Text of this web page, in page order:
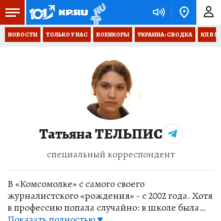
НОВОСТИ ТОЛЬКО У НАС ВОЕНКОРЫ УКРАИНА: СВОДКА КП В
Татьяна ТЕЛЬПИС
специальный корреспондент
В «Комсомолке» с самого своего
журналистского «рождения» - с 2002 года. Хотя
в профессию попала случайно: в школе была